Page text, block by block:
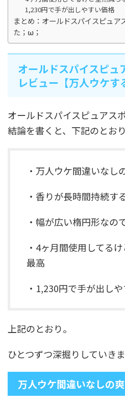
1,230円で手が出しやすい価格
まとめ：オールドスパイスピュア
た；ω；
オールドスパイスピュ
レビュー【万人ウケす
オールドスパイスピュアス
結論を書くと、下記のとおり
・万人ウケ間違いなし
・香りが長時間持続す
・幅が広い楕円形なの
・4ヶ月間使用してる
最高
・1,230円で手が出し
上記のとおり。
ひとつずつ深掘りしていきま
万人ウケ間違いなしの